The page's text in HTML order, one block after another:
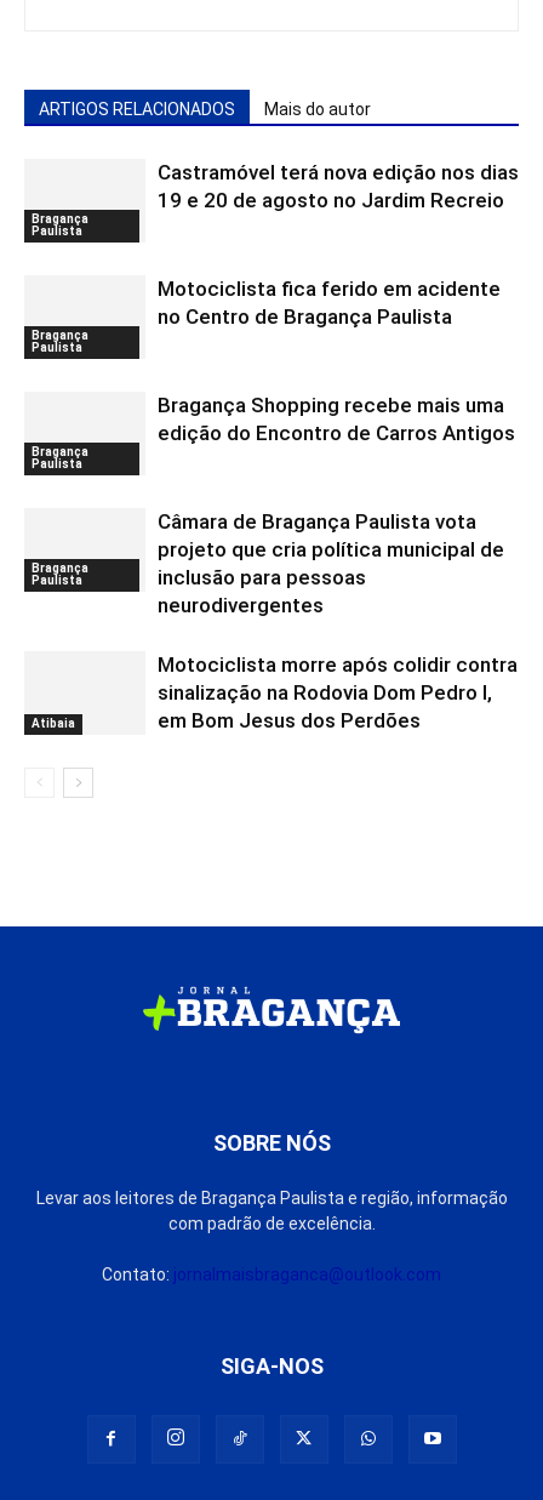
ARTIGOS RELACIONADOS Mais do autor
Bragança
Paulista
Castramóvel terá nova edição nos dias
19 e 20 de agosto no Jardim Recreio
Bragança
Paulista
Motociclista fica ferido em acidente
no Centro de Bragança Paulista
Bragança
Paulista
Bragança Shopping recebe mais uma
edição do Encontro de Carros Antigos
Bragança
Paulista
Câmara de Bragança Paulista vota
projeto que cria política municipal de
inclusão para pessoas
neurodivergentes
Atibaia
Motociclista morre após colidir contra
sinalização na Rodovia Dom Pedro I,
em Bom Jesus dos Perdões
SOBRE NÓS
Levar aos leitores de Bragança Paulista e região, informação
com padrão de excelência.
Contato: jornalmaisbraganca@outlook.com
SIGA-NOS